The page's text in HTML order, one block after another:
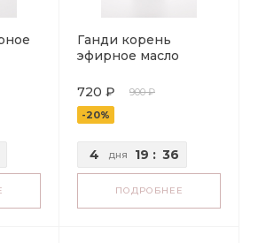
Ганди корень
эфирное масло
720 ₽
900 ₽
-20%
4 дня 19 : 36
ПОДРОБНЕЕ